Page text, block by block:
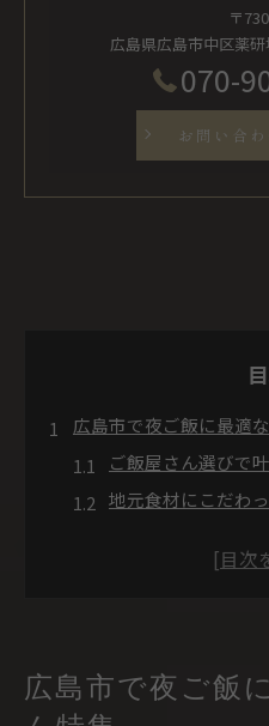
〒
広島県広島市中区薬
070-
お問い合
広島市で夜ご飯に最適
ご飯屋さん選びで
地元食材にこだわ
口コミで話題の夜
験
ご飯屋さんの雰囲
広島市で夜ご飯